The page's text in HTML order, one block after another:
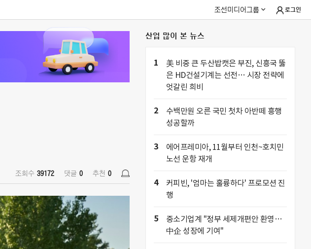
조선미디어그룹 로그인
조회수 39172 댓글 0 추천 0
산업 많이 본 뉴스